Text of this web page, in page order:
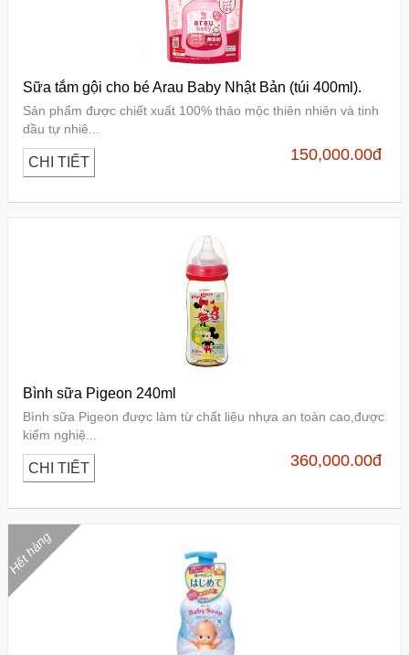
Sữa tắm gội cho bé Arau Baby Nhật Bản (túi 400ml).
Sản phẩm được chiết xuất 100% thảo mộc thiên nhiên và tinh
dầu tự nhiê...
CHI TIẾT 150,000.00đ
Bình sữa Pigeon 240ml
Bình sữa Pigeon được làm từ chất liệu nhựa an toàn cao,được
kiểm nghiệ...
CHI TIẾT 360,000.00đ
Hết hàng